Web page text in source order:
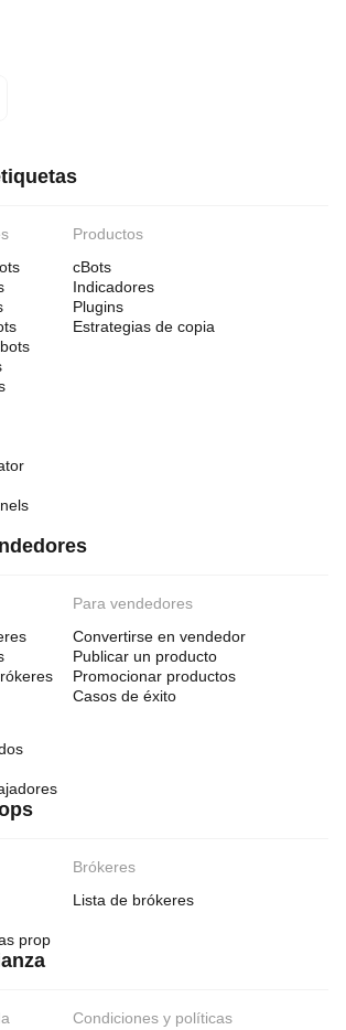
Productos
cBots
Indicadores
Plugins
Estrategias de copia
Para vendedores
Convertirse en vendedor
Publicar un producto
Promocionar productos
Casos de éxito
prop
Brókeres
Lista de brókeres
Condiciones y políticas